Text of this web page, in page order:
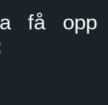
få opp